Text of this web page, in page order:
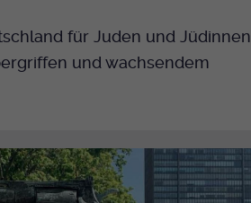
für Juden und Jüdinnen
und wachsendem